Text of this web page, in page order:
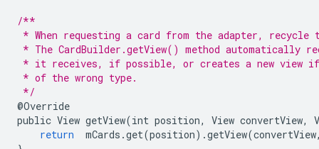
/**
* When requesting a card from the adapter,
* The CardBuilder.getView() method automatically
* it receives, if possible, or creates a new view
* of the wrong type.
*/
@Override
public View getView(int position, View convertView,
return
mCards .get(position).getView(convertView